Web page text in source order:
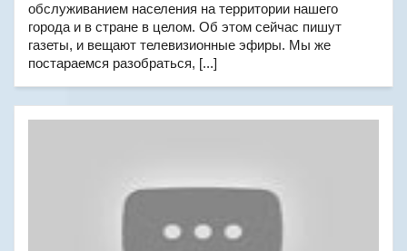
обслуживанием населения на территории нашего
города и в стране в целом. Об этом сейчас пишут
газеты, и вещают телевизионные эфиры. Мы же
постараемся разобраться, [...]